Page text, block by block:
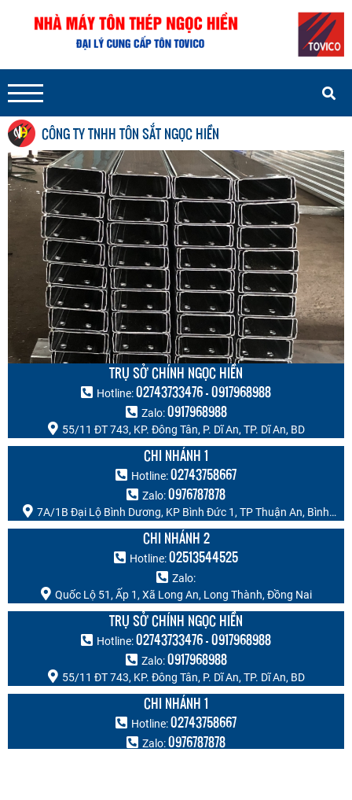
CÔNG TY TNHH TÔN SẮT NGỌC HIỀN
TRỤ SỞ CHÍNH NGỌC HIỀN
Hotline:02743733476 - 0917968988
Zalo:0917968988
55/11 ĐT 743, KP. Đông Tân, P. Dĩ An, TP. Dĩ An, BD
CHI NHÁNH 1
Hotline:02743758667
Zalo:0976787878
7A/1B Đại Lộ Bình Dương, KP Bình Đức 1, TP Thuận An, Bình
Dương
CHI NHÁNH 2
Hotline: 02513544525
Zalo:
Quốc Lộ 51, Ấp 1, Xã Long An, Long Thành, Đồng Nai
TRỤ SỞ CHÍNH NGỌC HIỀN
Hotline: 02743733476 - 0917968988
Zalo:0917968988
55/11 ĐT 743, KP. Đông Tân, P. Dĩ An, TP. Dĩ An, BD
CHI NHÁNH 1
Hotline:02743758667
Zalo:0976787878
7A/1B Đại Lộ Bình Dương, KP Bình Đức 1, TP Thuận An, Bình
Dương
CHI NHÁNH 2
Hotline:02513544525